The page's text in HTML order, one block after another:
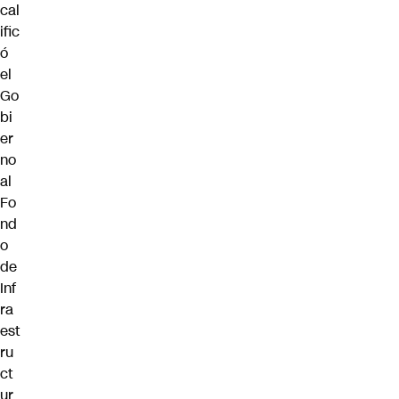
cal
ific
ó
el
Go
bi
er
no
al
Fo
nd
o
de
Inf
ra
est
ru
ct
ur